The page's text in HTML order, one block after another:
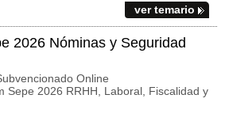
ver temario
2026 Nóminas y Seguridad
Online
Sepe 2026 RRHH, Laboral, Fiscalidad y